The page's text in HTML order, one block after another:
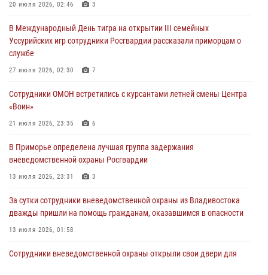
В День Крещения Руси в Князь-Владимирском храме – Главном
ходом
28 июля 2026, 10:29
Росгвардейцы в Приморье приняли участие в молебне,
28 июля 2026, 05:39
В Международный День тигра на открытии III семейных
службе
20 июля 2026, 02:46 3
В Международный День тигра на открытии III семейных
Уссурийских игр сотрудники Росгвардии рассказали приморцам о
службе
27 июля 2026, 02:30 7
Сотрудники ОМОН встретились с курсантами летней смены Центра
«Воин»
21 июля 2026, 23:35 6
В Приморье определена лучшая группа задержания
вневедомственной охраны Росгвардии
13 июля 2026, 23:31 3
За сутки сотрудники вневедомственной охраны из Владивостока
дважды пришли на помощь гражданам, оказавшимся в опасности
13 июля 2026, 01:58
Сотрудники вневедомственной охраны открыли свои двери для